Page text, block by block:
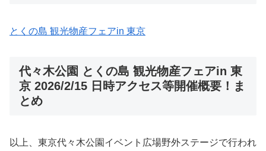
とくの島 観光物産フェアin 東京
代々木公園 とくの島 観光物産フェアin 東
京 2026/2/15 日時アクセス等開催概要！ま
とめ
以上、東京代々木公園イベント広場野外ステージで行われ